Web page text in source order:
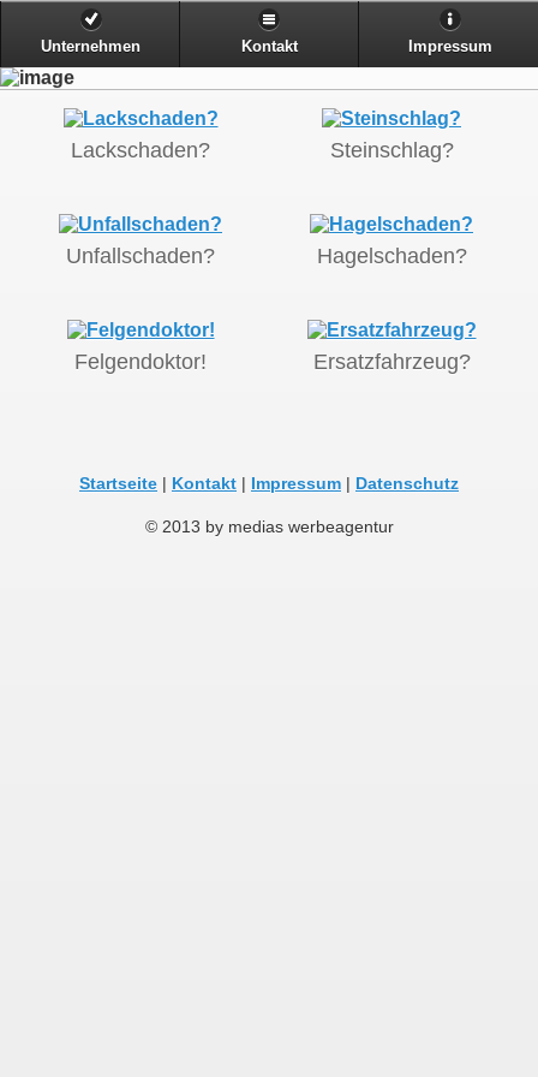
Unternehmen Kontakt Impressum
Lackschaden? Steinschlag?
Unfallschaden? Hagelschaden?
Felgendoktor! Ersatzfahrzeug?
Startseite | Kontakt | Impressum | Datenschutz
© 2013 by medias werbeagentur